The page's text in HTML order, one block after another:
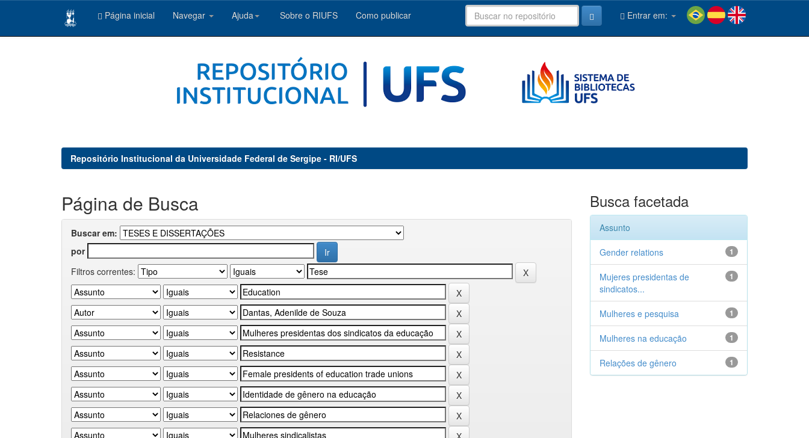
Página inicial Navegar Ajuda Sobre o RIUFS Como publicar Entrar em:
Repositório Institucional da Universidade Federal de Sergipe - RI/UFS
Página de Busca
Buscar em:
por
Filtros correntes:
Busca facetada
Assunto
1
Gender relations
1
Mujeres presidentas de
sindicatos...
1
Mulheres e pesquisa
1
Mulheres na educação
1
Relações de gênero